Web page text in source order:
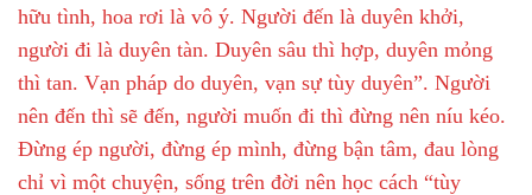
hữu tình, hoa rơi là vô ý. Người đến là duyên khởi,
người đi là duyên tàn. Duyên sâu thì hợp, duyên mỏng
thì tan. Vạn pháp do duyên, vạn sự tùy duyên”. Người
nên đến thì sẽ đến, người muốn đi thì đừng nên níu kéo.
Đừng ép người, đừng ép mình, đừng bận tâm, đau lòng
chỉ vì một chuyện, sống trên đời nên học cách “tùy